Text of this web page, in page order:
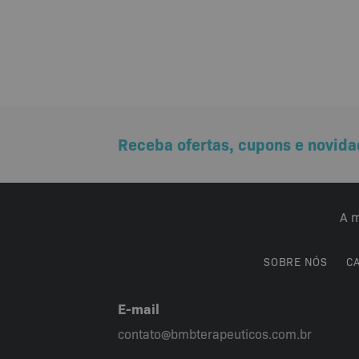
Receba ofertas, cupons e
A
SOBRE NÓS
E-mail
contato@bmbterapeuticos.com.br